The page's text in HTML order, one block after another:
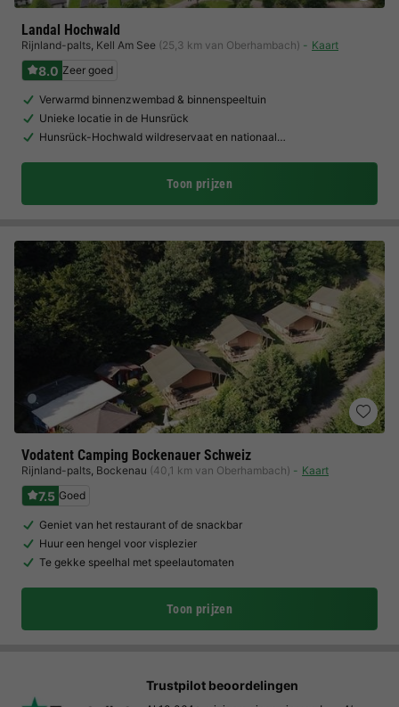
Landal Hochwald
Rijnland-palts, Kell Am See (25,3 km van Oberhambach) Kaart
8.0 Zeer goed
Verwarmd binnenzwembad & binnenspeeltuin
Unieke locatie in de Hunsrück
Hunsrück-Hochwald wildreservaat en nationaal…
Toon prijzen
Vodatent Camping Bockenauer Schweiz
Rijnland-palts, Bockenau (40,1 km van Oberhambach) Kaart
7.5 Goed
Geniet van het restaurant of de snackbar
Huur een hengel voor visplezier
Te gekke speelhal met speelautomaten
Toon prijzen
Trustpilot beoordelingen